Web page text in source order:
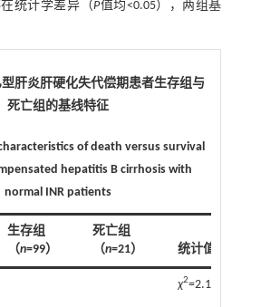
在统计学差异（P值均<0.05），两组基
型肝炎肝硬化失代偿期患者生存组与
死亡组的基线特征
of death versus survival
hepatitis B cirrhosis with
normal INR patients
生存组
（n=99）
死亡组
（n=21） 统计值
χ2=2.151